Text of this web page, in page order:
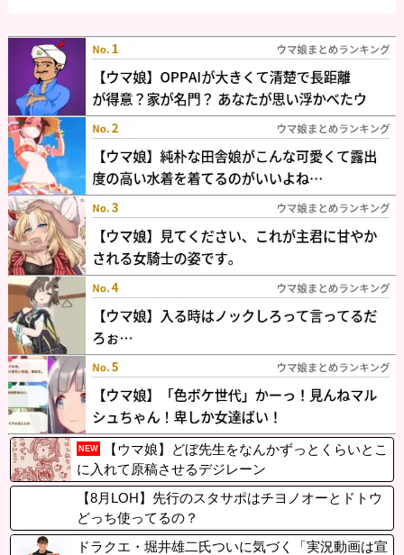
NEW
【ウマ娘】どぼ先生をなんかずっとくらいとこ
に入れて原稿させるデジレーン
【8月LOH】先行のスタサポはチヨノオーとドトウ
どっち使ってるの？
ドラクエ・堀井雄二氏ついに気づく「実況動画は宣